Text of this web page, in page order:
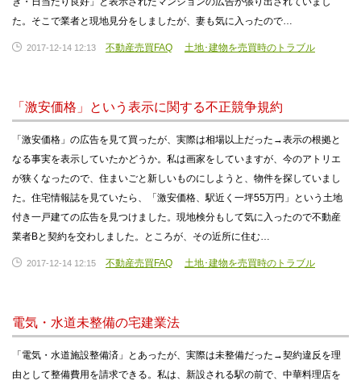
た。そこで業者と現地見分をしましたが、妻も気に入ったので…
2017-12-14 12:13 不動産売買FAQ 土地･建物を売買時のトラブル
「激安価格」という表示に関する不正競争規約
「激安価格」の広告を見て買ったが、実際は相場以上だった→表示の根拠と
なる事実を表示していたかどうか。私は画家をしていますが、今のアトリエ
が狭くなったので、住まいごと新しいものにしようと、物件を探していまし
た。住宅情報誌を見ていたら、「激安価格、駅近く一坪55万円」という土地
付き一戸建ての広告を見つけました。現地検分もして気に入ったので不動産
業者Bと契約を交わしました。ところが、その近所に住む…
2017-12-14 12:15 不動産売買FAQ 土地･建物を売買時のトラブル
電気・水道未整備の宅建業法
「電気・水道施設整備済」とあったが、実際は未整備だった→契約違反を理
由として整備費用を請求できる。私は、新設される駅の前で、中華料理店を